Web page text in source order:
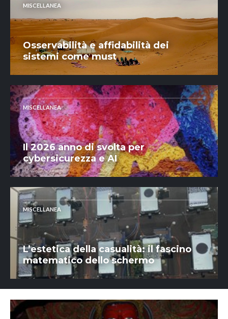
MISCELLANEA
Osservabilità e affidabilità dei
sistemi come must
MISCELLANEA
Il 2026 anno di svolta per
cybersicurezza e AI
MISCELLANEA
L’estetica della casualità: il fascino
matematico dello schermo